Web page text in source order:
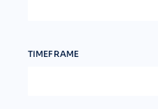
TIMEFRAME